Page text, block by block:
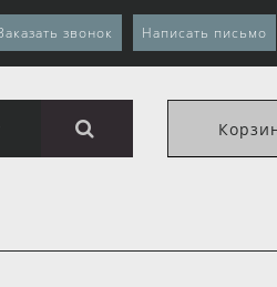
звонок Написать письмо